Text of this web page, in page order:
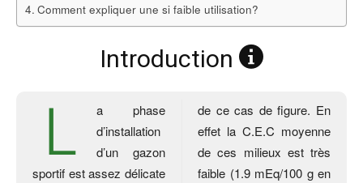
Comment expliquer une si faible utilisation?
Introduction
L
a phase
d’installation
d’un gazon
sportif est assez délicate
de ce cas de figure. En
effet la C.E.C moyenne
de ces milieux est très
faible (1.9 mEq/100 g en